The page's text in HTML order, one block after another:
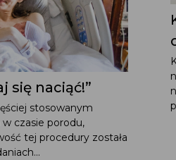
się naciąć!”
stosowanym
czasie porodu,
tej procedury została